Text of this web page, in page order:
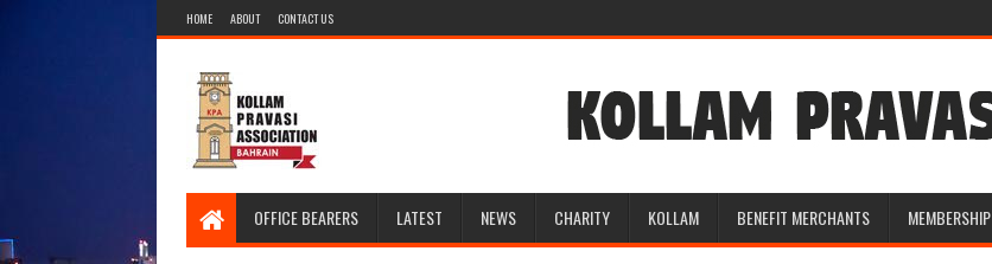
HOME ABOUT CONTACT US
OFFICE BEARERS LATEST NEWS CHARITY KOLLAM BENEFIT MERCHANTS MEMBERSHIP